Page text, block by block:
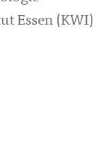
Essen (KWI)